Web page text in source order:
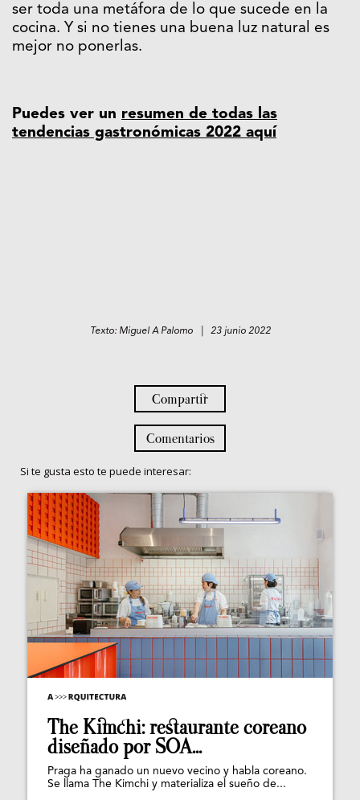
ser toda una metáfora de lo que sucede en la
cocina. Y si no tienes una buena luz natural es
mejor no ponerlas.
Puedes ver un resumen de todas las
tendencias gastronómicas 2022 aquí
Texto: Miguel A Palomo | 23 junio 2022
Compartir
Comentarios
Si te gusta esto te puede interesar:
The Kimchi: restaurante coreano
diseñado por SOA...
Praga ha ganado un nuevo vecino y habla coreano.
Se llama The Kimchi y materializa el sueño de...